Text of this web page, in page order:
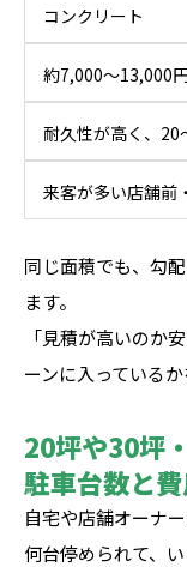
コンクリート
約7,000〜13,000
耐久性が高く、20
来客が多い店舗前
同じ面積でも、勾
ます。
「見積が高いのか
ーンに入っている
20坪や30坪
駐車台数と
自宅や店舗オーナ
何台停められて、